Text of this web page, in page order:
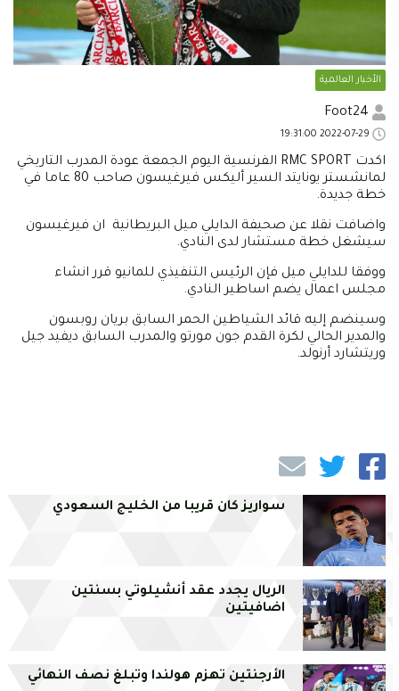
الأخبار العالمية
اكدت RMC SPORT الفرنسية اليوم الجمعة عودة المدرب التاريخي
لمانشستر يونايتد السير أليكس فيرغيسون صاحب 80 عاما في
خطة جديدة.
واضافت نقلا عن صحيفة الدايلي ميل البريطانية ان فيرغيسون
سيشغل خطة مستشار لدى النادي.
ووفقا للدايلي ميل فإن الرئيس التنفيذي للمانيو قرر انشاء
مجلس اعمال يضم اساطير النادي.
وسينضم إليه قائد الشياطين الحمر السابق بريان روبسون
والمدير الحالي لكرة القدم جون مورتو والمدرب السابق ديفيد جيل
وريتشارد أرنولد.
سواريز كان قريبا من الخليج السعودي
الريال يجدد عقد أنشيلوتي بسنتين
اضافيتين
الأرجنتين تهزم هولندا وتبلغ نصف النهائي